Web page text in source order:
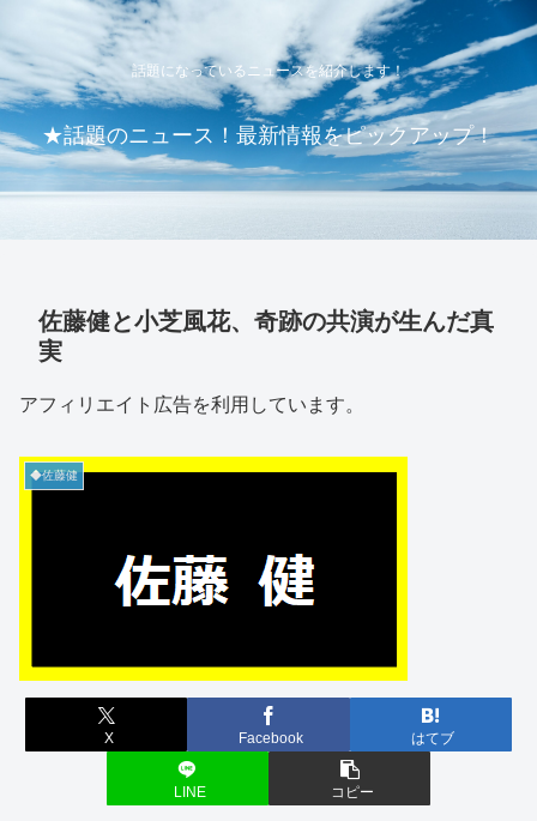
話題になっているニュースを紹介します！
★話題のニュース！最新情報をピックアップ！
佐藤健と小芝風花、奇跡の共演が生んだ真
実
アフィリエイト広告を利用しています。
◆佐藤健
X Facebook はてブ
LINE コピー